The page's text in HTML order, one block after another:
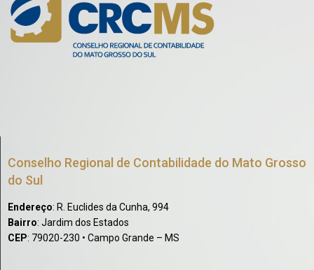
Conselho Regional de Contabilidade do Mato Grosso
do Sul
Endereço: R. Euclides da Cunha, 994
Bairro: Jardim dos Estados
CEP: 79020-230 • Campo Grande – MS